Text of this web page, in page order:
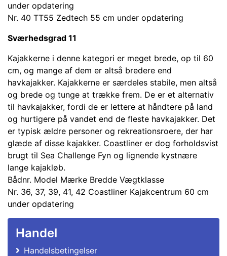
under opdatering
Nr. 40 TT55 Zedtech 55 cm under opdatering
Sværhedsgrad 11
Kajakkerne i denne kategori er meget brede, op til 60
cm, og mange af dem er altså bredere end
havkajakker. Kajakkerne er særdeles stabile, men altså
og brede og tunge at trække frem. De er et alternativ
til havkajakker, fordi de er lettere at håndtere på land
og hurtigere på vandet end de fleste havkajakker. Det
er typisk ældre personer og rekreationsroere, der har
glæde af disse kajakker. Coastliner er dog forholdsvist
brugt til Sea Challenge Fyn og lignende kystnære
lange kajakløb.
Bådnr. Model Mærke Bredde Vægtklasse
Nr. 36, 37, 39, 41, 42 Coastliner Kajakcentrum 60 cm
under opdatering
Handel
Handelsbetingelser